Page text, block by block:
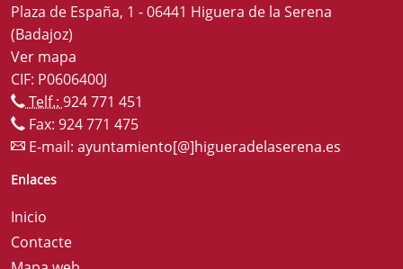
Plaza de España, 1 - 06441 Higuera de la Serena
(Badajoz)
Ver mapa
CIF: P0606400J
Telf.: 924 771 451
Fax: 924 771 475
E-mail: ayuntamiento[@]higueradelaserena.es
Enlaces
Inicio
Contacte